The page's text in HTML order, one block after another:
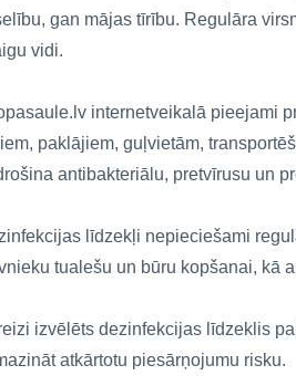
gan mājas tīrību. Regulāra
vidi.
internetveikalā pieejami
paklājiem, guļvietām,
antibakteriālu, pretvīrusu un
līdzekļi nepieciešami
tualešu un būru kopšanai, kā
izvēlēts dezinfekcijas līdzeklis
atkārtotu piesārņojumu risku.